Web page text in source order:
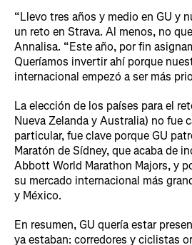
“Llevo tres años y medio en GU y
un reto en Strava. Al menos, no
Annalisa. “Este año, por fin
Queríamos invertir ahí porque
internacional empezó a ser más
La elección de los países para el
Nueva Zelanda y Australia) no fue
particular, fue clave porque GU
Maratón de Sídney, que acaba de
Abbott World Marathon Majors, y
su mercado internacional más
y México.
En resumen, GU quería estar
ya estaban: corredores y ciclistas